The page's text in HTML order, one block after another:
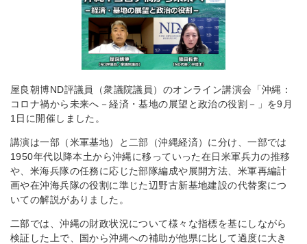
屋良朝博ND評議員（衆議院議員）のオンライン講演会「沖縄：
コロナ禍から未来へ－経済・基地の展望と政治の役割－」を9月
1日に開催しました。
講演は一部（米軍基地）と二部（沖縄経済）に分け、一部では
1950年代以降本土から沖縄に移っていった在日米軍兵力の推移
や、米海兵隊の任務に応じた部隊編成や展開方法、米軍再編計
画や在沖海兵隊の役割に準じた辺野古新基地建設の代替案につ
いての解説がありました。
二部では、沖縄の財政状況について様々な指標を基にしながら
検証した上で、国から沖縄への補助が他県に比して過度に大き